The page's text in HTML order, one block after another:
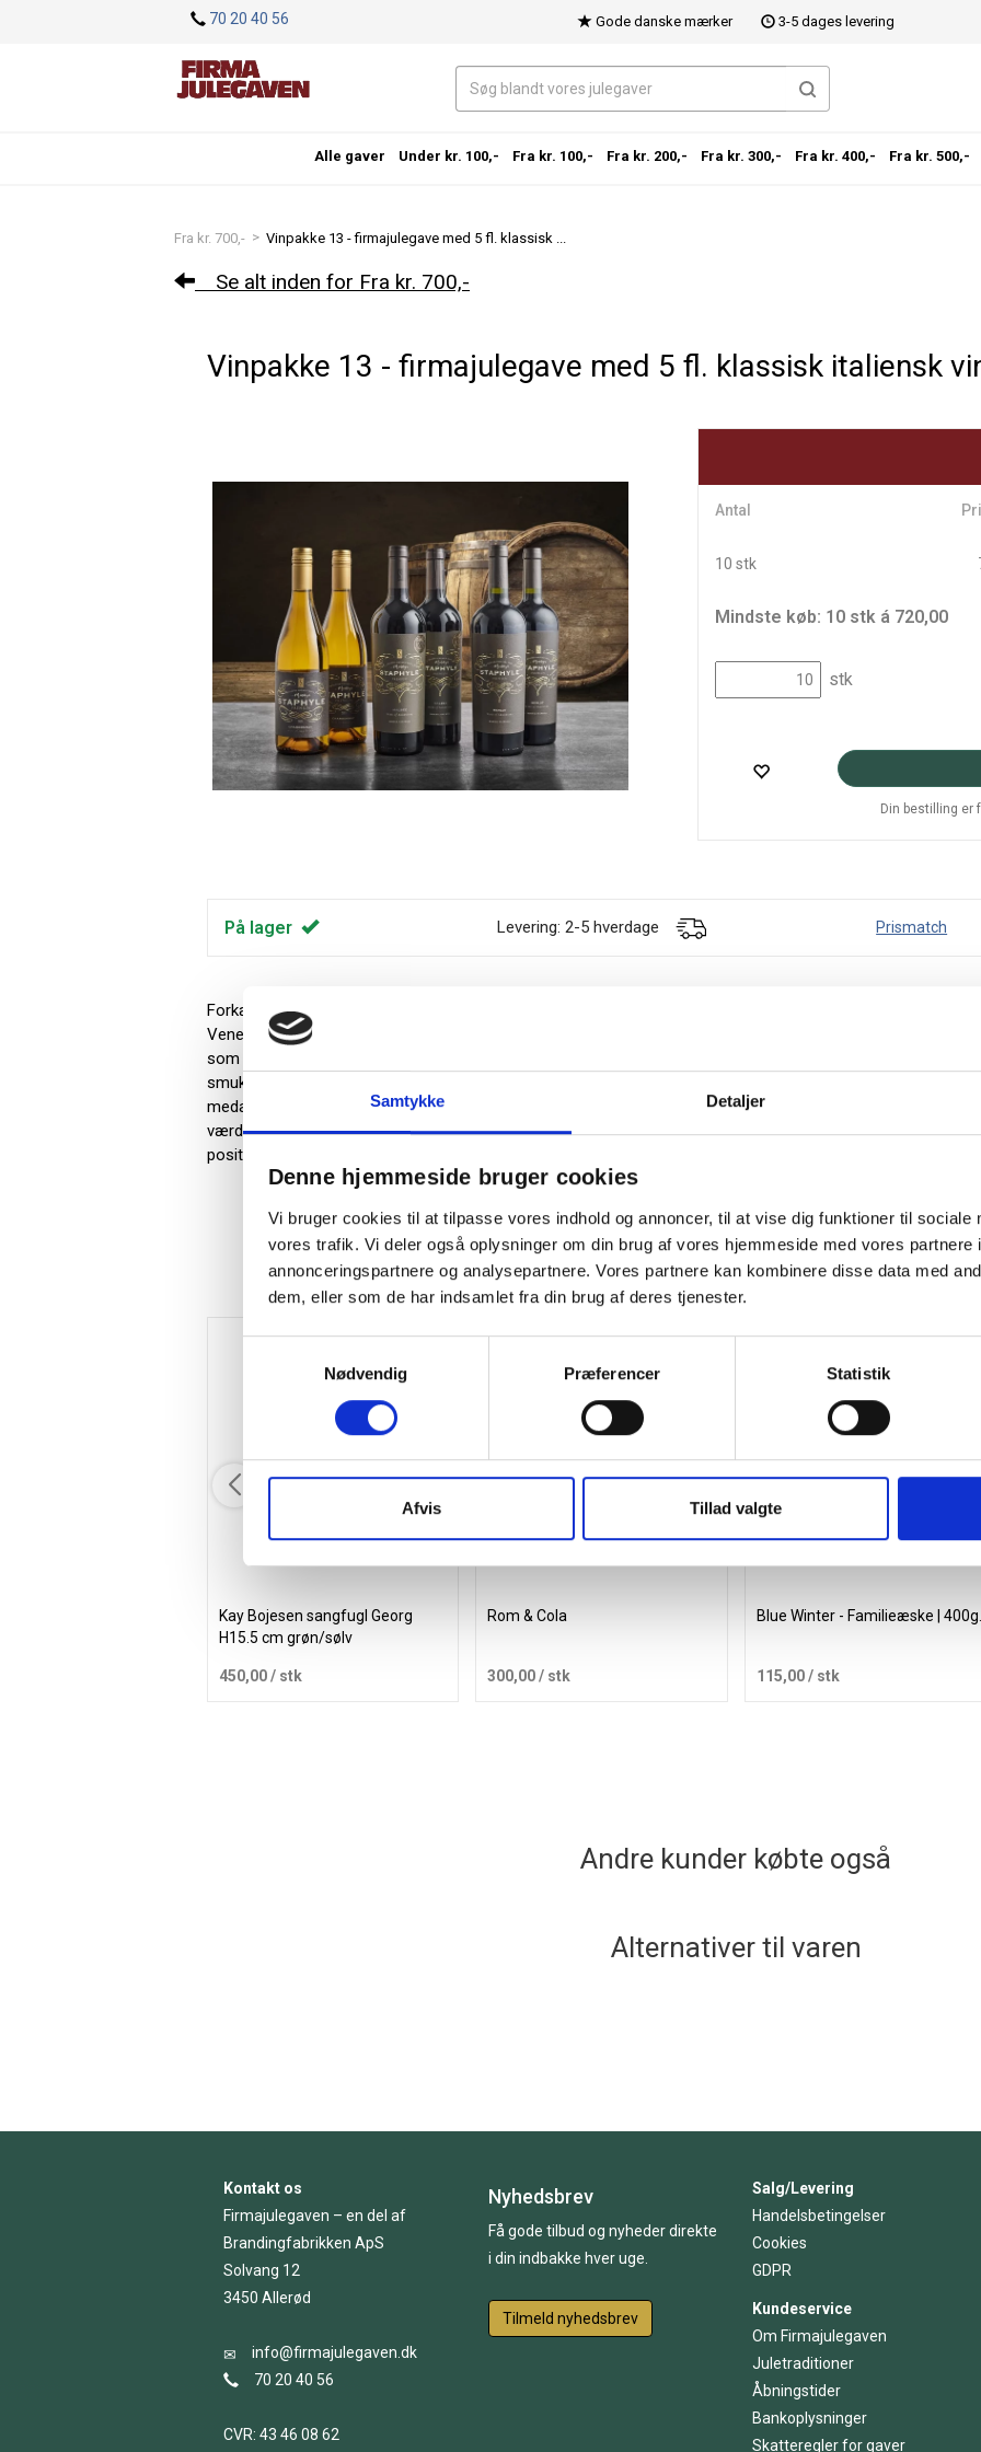
Samtykke Detaljer
Denne hjemmeside bruger cookies
Vi bruger cookies til at tilpasse vores indhold og annoncer, til at vise dig funktioner til sociale
vores trafik. Vi deler også oplysninger om din brug af vores hjemmeside med vores partnere
annonceringspartnere og analysepartnere. Vores partnere kan kombinere disse data med
dem, eller som de har indsamlet fra din brug af deres tjenester.
Nødvendig
Præferencer Statistik
Afvis Tillad valgte
Fra kr. 700,- > Vinpakke 13 - firmajulegave med 5 fl. klassisk ...
Se alt inden for Fra kr. 700,-
Vinpakke 13 - firmajulegave med 5 fl. klassisk italiensk
Antal
10 stk
Mindste køb: 10 stk á 720,00
stk
Din bestilling er
På lager Levering: 2-5 hverdage Prismatch
Forkæl modtageren med julekurv som Vinpakke 13, skabt til at imponere til jul. 3 fl. Vinai, Valipolicella
Veneto Italien. 1 fl. Porto Seguro, Tawny Reserva, Portugal. 1 fl. Scavi & Ray, Momento D'Oro, Italien.
som firmagave, julehilsen eller som tak for samarbejdet. Bestil i dag og giv en oplevelse, der huskes længe
smuk julegave, men også et stærkt redskab til at pleje og styrke relationerne i din virksomhed. Som
medarbejderne og påskønnelse for deres indsats gennem året. Som kundegave eller julehilsen til
værdi og respekt for det samarbejde, I har opbygget. En julehilsen til medarbejdere eller kunder med
positiv omtale af din virksomhed.
Andre købte også
Kay Bojesen sangfugl Georg
H15.5 cm grøn/sølv
450,00/ stk
Rom & Cola
300,00 / stk
Blue Winter - Familieæske | 400g.
115,00 / stk
Andre kunder købte også
Alternativer til varen
70 20 40 56 Gode danske mærker 3-5 dages levering
Alle gaver Under kr. 100,- Fra kr. 100,- Fra kr. 200,- Fra kr. 300,- Fra kr. 400,- Fra kr. 500,-
Kontakt os
Firmajulegaven – en del af
Brandingfabrikken ApS
Solvang 12
3450 Allerød
info@firmajulegaven.dk
70 20 40 56
CVR: 43 46 08 62
Nyhedsbrev
Få gode tilbud og nyheder direkte
i din indbakke hver uge.
Tilmeld nyhedsbrev
Salg/Levering
Handelsbetingelser
Cookies
GDPR
Kundeservice
Om Firmajulegaven
Juletraditioner
Åbningstider
Bankoplysninger
Skatteregler for gaver